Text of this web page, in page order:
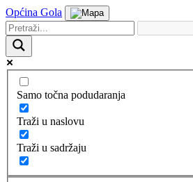
Općina Gola
Samo točna podudaranja
Traži u naslovu
Traži u sadržaju